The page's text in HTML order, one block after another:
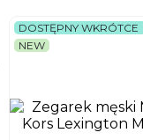
DOSTĘPNY WKRÓTCE
NEW